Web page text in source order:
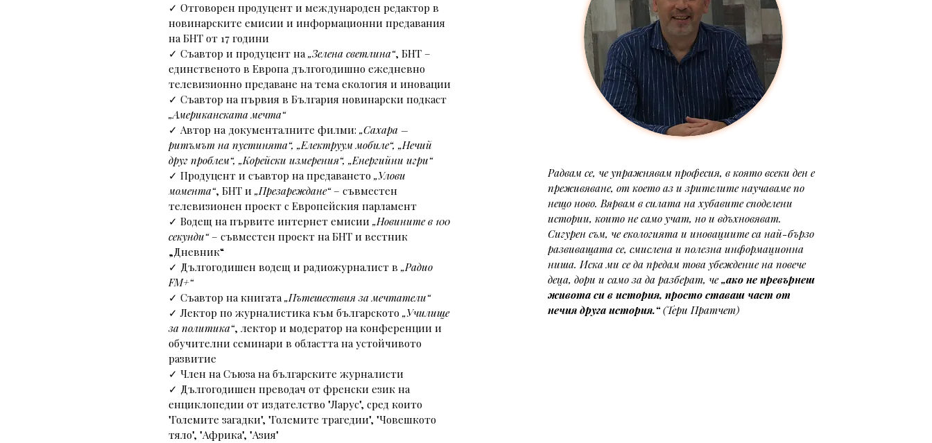
✓ Отговорен продуцент и международен редактор в
новинарските емисии и информационни предавания
на БНТ от 17 години
✓ Съавтор и продуцент на „Зелена светлина“, БНТ –
единственото в Европа дългогодишно ежедневно
телевизионно предаване на тема екология и иновации
✓ Съавтор на първия в България новинарски подкаст
„Американската мечта“
✓ Автор на документалните филми: „Сахара –
ритъмът на пустинята“, „Електруум мобиле“, „Нечий
друг проблем“, „Корейски измерения“, „Енергийни игри“
✓ Продуцент и съавтор на предаването „Улови
момента“, БНТ и „Презареждане“ – съвместен
телевизионен проект с Европейския парламент
✓ Водещ на първите интернет емисии „Новините в 100
секунди“ – съвместен проект на БНТ и вестник
„Дневник“
✓ Дългогодишен водещ и радиожурналист в „Радио
FM+“
✓ Съавтор на книгата „Пътешествия за мечтатели“
✓ Лектор по журналистика към българското „Училище
за политика“, лектор и модератор на конференции и
обучителни семинари в областта на устойчивото
развитие
✓ Член на Съюза на българските журналисти
✓ Дългогодишен преводач от френски език на
енциклопедии от издателство "Ларус", сред които
"Големите загадки", "Големите трагедии", "Човешкото
тяло", "Африка", "Азия"
Радвам се, че упражнявам професия, в която всеки ден е
преживяване, от което аз и зрителите научаваме по
нещо ново. Вярвам в силата на хубавите споделени
истории, които не само учат, но и вдъхновяват.
Сигурен съм, че екологията и иновациите са най-бързо
развиващата се, смислена и полезна информационна
ниша. Иска ми се да предам това убеждение на повече
деца, дори и само за да разберат, че „ако не превърнеш
живота си в история, просто ставаш част от
нечия друга история.“ (Тери Пратчет)